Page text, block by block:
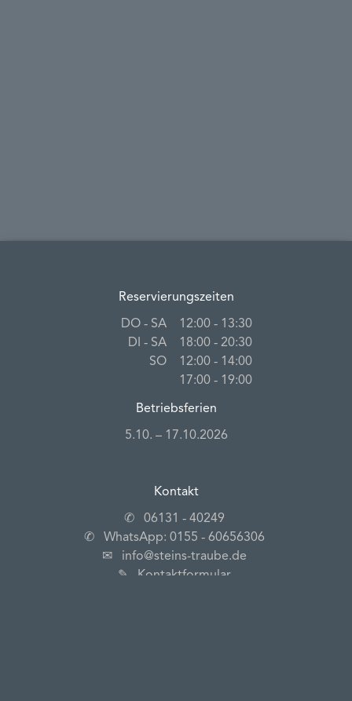
Reservierungszeiten
DO ‐ SA
12:00 ‐ 13:30
DI ‐ SA
18:00 ‐ 20:30
SO
12:00 ‐ 14:00
17:00 ‐ 19:00
Betriebsferien
5.10. – 17.10.2026
Kontakt
✆
06131 ‐ 40249
✆
WhatsApp: 0155 ‐ 60656306
✉
info@steins-traube.de
✎
Kontaktformular